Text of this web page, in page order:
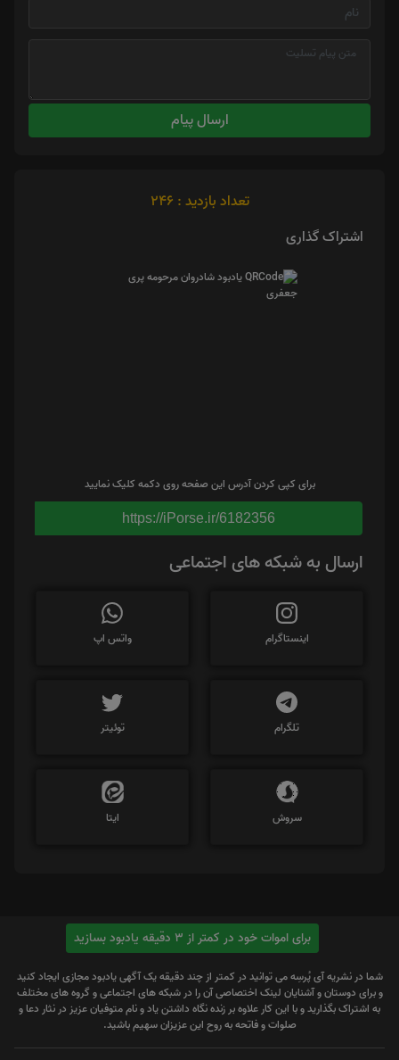
ارسال پیام
تعداد بازدید : 246
اشتراک گذاری
برای کپی کردن آدرس این صفحه روی دکمه کلیک نمایید
https://iPorse.ir/6182356
ارسال به شبکه های اجتماعی
اینستاگرام واتس اپ
تلگرام توئیتر
سروش ایتا
برای اموات خود در کمتر از 3 دقیقه یادبود بسازید
شما در نشریه آی پُرسِه می توانید در کمتر از چند دقیقه یک آگهی یادبود مجازی ایجاد کنید
و برای دوستان و آشنایان لینک اختصاصی آن را در شبکه های اجتماعی و گروه های مختلف
به اشتراک بگذارید و با این کار علاوه بر زنده نگاه داشتن یاد و نام متوفیان عزیز در نثار دعا و
صلوات و فاتحه به روح این عزیزان سهیم باشید.